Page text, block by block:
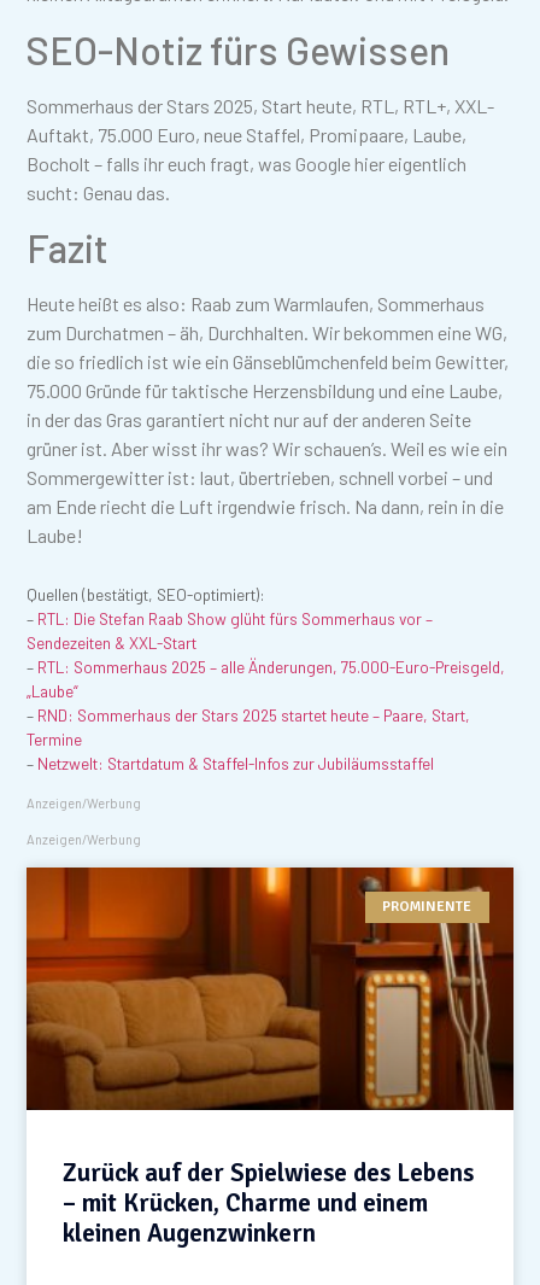
SEO-Notiz fürs Gewissen
Sommerhaus der Stars 2025, Start heute, RTL, RTL+, XXL-
Auftakt, 75.000 Euro, neue Staffel, Promipaare, Laube,
Bocholt – falls ihr euch fragt, was Google hier eigentlich
sucht: Genau das.
Fazit
Heute heißt es also: Raab zum Warmlaufen, Sommerhaus
zum Durchatmen – äh, Durchhalten. Wir bekommen eine WG,
die so friedlich ist wie ein Gänseblümchenfeld beim Gewitter,
75.000 Gründe für taktische Herzensbildung und eine Laube,
in der das Gras garantiert nicht nur auf der anderen Seite
grüner ist. Aber wisst ihr was? Wir schauen’s. Weil es wie ein
Sommergewitter ist: laut, übertrieben, schnell vorbei – und
am Ende riecht die Luft irgendwie frisch. Na dann, rein in die
Laube!
Quellen (bestätigt, SEO-optimiert):
– RTL: Die Stefan Raab Show glüht fürs Sommerhaus vor –
Sendezeiten & XXL-Start
– RTL: Sommerhaus 2025 – alle Änderungen, 75.000-Euro-Preisgeld,
„Laube“
– RND: Sommerhaus der Stars 2025 startet heute – Paare, Start,
Termine
– Netzwelt: Startdatum & Staffel-Infos zur Jubiläumsstaffel
Anzeigen/Werbung
Anzeigen/Werbung
PROMINENTE
Zurück auf der Spielwiese des Lebens
– mit Krücken, Charme und einem
kleinen Augenzwinkern